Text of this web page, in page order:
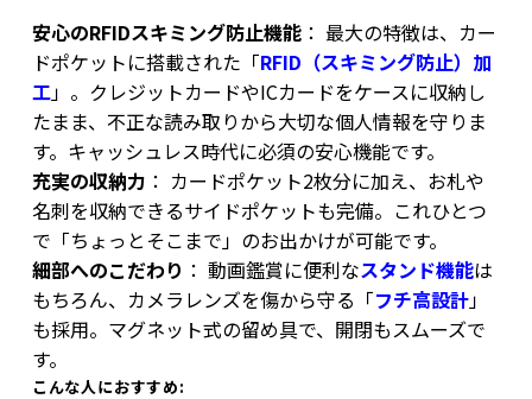
安心のRFIDスキミング防止機能： 最大の特徴は、カー
ドポケットに搭載された「RFID（スキミング防止）加
工」。クレジットカードやICカードをケースに収納し
たまま、不正な読み取りから大切な個人情報を守りま
す。キャッシュレス時代に必須の安心機能です。
充実の収納力 ： カードポケット2枚分に加え、お札や
名刺を収納できるサイドポケットも完備。これひとつ
で「ちょっとそこまで」のお出かけが可能です。
細部へのこだわり ： 動画鑑賞に便利なスタンド機能は
もちろん、カメラレンズを傷から守る「フチ高設計」
も採用。マグネット式の留め具で、開閉もスムーズで
す。
こんな人におすすめ: